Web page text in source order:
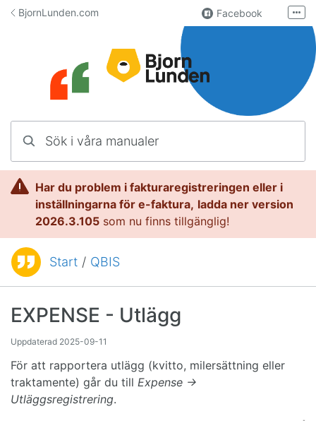
Hoppa till innehåll
BjornLunden.com Facebook
Användargrupp
Kontakta oss
Fler
Har du problem i fakturaregistreringen eller i
inställningarna för e-faktura, ladda ner version
2026.3.105 som nu finns tillgänglig!
Du är här:Start / QBIS
EXPENSE - Utlägg
Uppdaterad 2025-09-11
För att rapportera utlägg (kvitto, milersättning eller
traktamente) går du till Expense →
Utläggsregistrering.